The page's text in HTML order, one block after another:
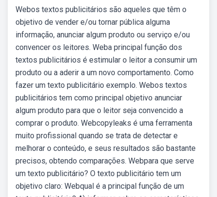
Webos textos publicitários são aqueles que têm o
objetivo de vender e/ou tornar pública alguma
informação, anunciar algum produto ou serviço e/ou
convencer os leitores. Weba principal função dos
textos publicitários é estimular o leitor a consumir um
produto ou a aderir a um novo comportamento. Como
fazer um texto publicitário exemplo. Webos textos
publicitários tem como principal objetivo anunciar
algum produto para que o leitor seja convencido a
comprar o produto. Webcopyleaks é uma ferramenta
muito profissional quando se trata de detectar e
melhorar o conteúdo, e seus resultados são bastante
precisos, obtendo comparações. Webpara que serve
um texto publicitário? O texto publicitário tem um
objetivo claro: Webqual é a principal função de um